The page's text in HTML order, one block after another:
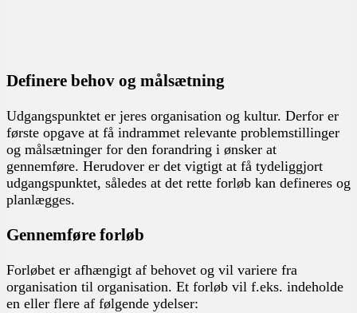
Definere behov og målsætning
Udgangspunktet er jeres organisation og kultur. Derfor er
første opgave at få indrammet relevante problemstillinger
og målsætninger for den forandring i ønsker at
gennemføre. Herudover er det vigtigt at få tydeliggjort
udgangspunktet, således at det rette forløb kan defineres og
planlægges.
Gennemføre forløb
Forløbet er afhængigt af behovet og vil variere fra
organisation til organisation. Et forløb vil f.eks. indeholde
en eller flere af følgende ydelser: